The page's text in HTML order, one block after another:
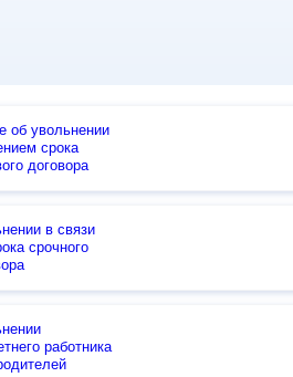
об увольнении
срока
договора
в связи
срочного
работника